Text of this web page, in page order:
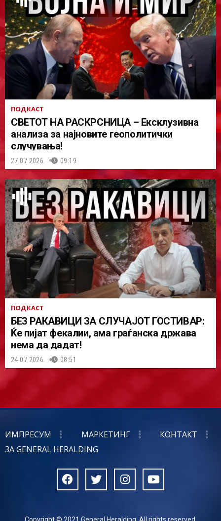
ПОДКАСТ
СВЕТОТ НА РАСКРСНИЦА – Ексклузивна
анализа за најновите геополитички
случувања!
27.07.2026. 09:19
ПОДКАСТ
БЕЗ РАКАВИЦИ ЗА СЛУЧАЈОТ ГОСТИВАР:
Ќе пијат фекалии, ама граѓанска држава
нема да дадат!
24.07.2026. 08:51
ИМПРЕСУМ МАРКЕТИНГ
КОНТАКТ
ЗА GENERAL HERALDING